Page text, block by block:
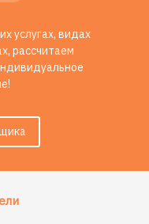
услугах, видах
рассчитаем